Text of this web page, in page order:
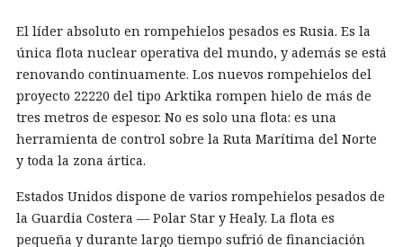
El líder absoluto en rompehielos pesados es Rusia. Es la
única flota nuclear operativa del mundo, y además se está
renovando continuamente. Los nuevos rompehielos del
proyecto 22220 del tipo Arktika rompen hielo de más de
tres metros de espesor. No es solo una flota: es una
herramienta de control sobre la Ruta Marítima del Norte
y toda la zona ártica.
Estados Unidos dispone de varios rompehielos pesados de
la Guardia Costera — Polar Star y Healy. La flota es
pequeña y durante largo tiempo sufrió de financiación